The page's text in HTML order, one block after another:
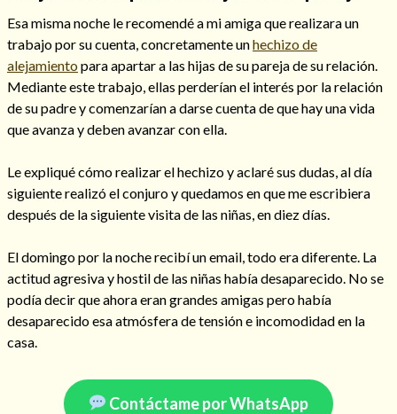
Consulta de tarot online
Hechizo de alejamiento
Tu consulta al tarot
Esa misma noche le recomendé a mi amiga que realizara un
trabajo por su cuenta, concretamente unhechizo de
alejamientopara apartar a las hijas de su pareja de su relación.
Mediante este trabajo, ellas perderían el interés por la relación
de su padre y comenzarían a darse cuenta de que hay una vida
que avanza y deben avanzar con ella.
Le expliqué cómo realizar el hechizo y aclaré sus dudas, al día
siguiente realizó el conjuro y quedamos en que me escribiera
después de la siguiente visita de las niñas, en diez días.
El domingo por la noche recibí un email, todo era diferente. La
actitud agresiva y hostil de las niñas había desaparecido. No se
podía decir que ahora eran grandes amigas pero había
desaparecido esa atmósfera de tensión e incomodidad en la
casa.
Contáctame por WhatsApp